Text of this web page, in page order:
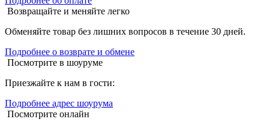
Возвращайте и меняйте легко
Обменяйте товар без лишних вопросов в течение 30 дней.
Подробнее о возврате и обмене
Посмотрите в шоуруме
Приезжайте к нам в гости:
Подробнее адрес шоурума
Посмотрите онлайн